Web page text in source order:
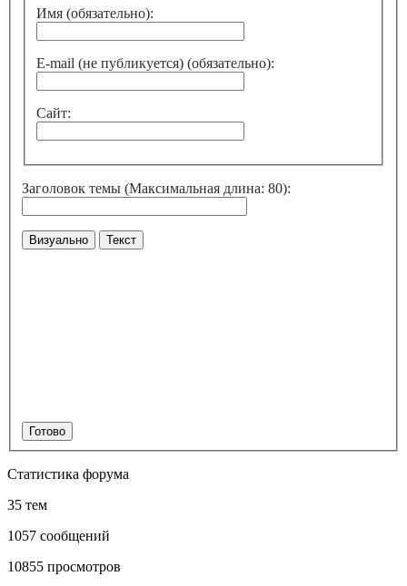
Имя (обязательно):
E-mail (не публикуется) (обязательно):
Сайт:
Заголовок темы (Максимальная длина: 80):
Визуально Текст
Готово
Статистика форума
35 тем
1057 сообщений
10855 просмотров